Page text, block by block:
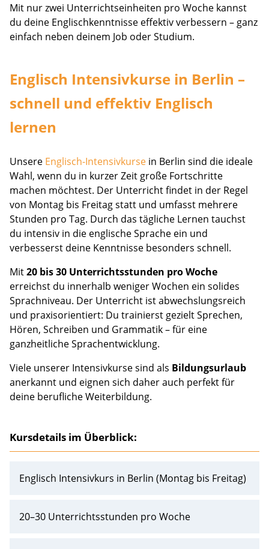
Mit nur zwei Unterrichtseinheiten pro Woche kannst
du deine Englischkenntnisse effektiv verbessern – ganz
einfach neben deinem Job oder Studium.
Englisch Intensivkurse in Berlin –
schnell und effektiv Englisch
lernen
Unsere Englisch-Intensivkurse in Berlin sind die ideale
Wahl, wenn du in kurzer Zeit große Fortschritte
machen möchtest. Der Unterricht findet in der Regel
von Montag bis Freitag statt und umfasst mehrere
Stunden pro Tag. Durch das tägliche Lernen tauchst
du intensiv in die englische Sprache ein und
verbesserst deine Kenntnisse besonders schnell.
Mit20 bis 30 Unterrichtsstunden pro Woche
erreichst du innerhalb weniger Wochen ein solides
Sprachniveau. Der Unterricht ist abwechslungsreich
und praxisorientiert: Du trainierst gezielt Sprechen,
Hören, Schreiben und Grammatik – für eine
ganzheitliche Sprachentwicklung.
Viele unserer Intensivkurse sind als Bildungsurlaub
anerkannt und eignen sich daher auch perfekt für
deine berufliche Weiterbildung.
Kursdetails im Überblick:
Englisch Intensivkurs in Berlin (Montag bis Freitag)
20–30 Unterrichtsstunden pro Woche